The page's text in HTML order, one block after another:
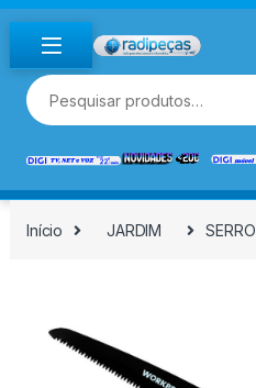
Skip to navigation
Skip to content
Pesquisar por:
Início JARDIM